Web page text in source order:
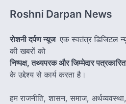
Roshni Darpan News
रोशनी दर्पण न्यूज एक स्वतंत्र डिजिटल
की खबरों को
निष्पक्ष, तथ्यपरक और जिम्मेदार
के उद्देश्य से कार्य करता है।
हम राजनीति, शासन, समाज,